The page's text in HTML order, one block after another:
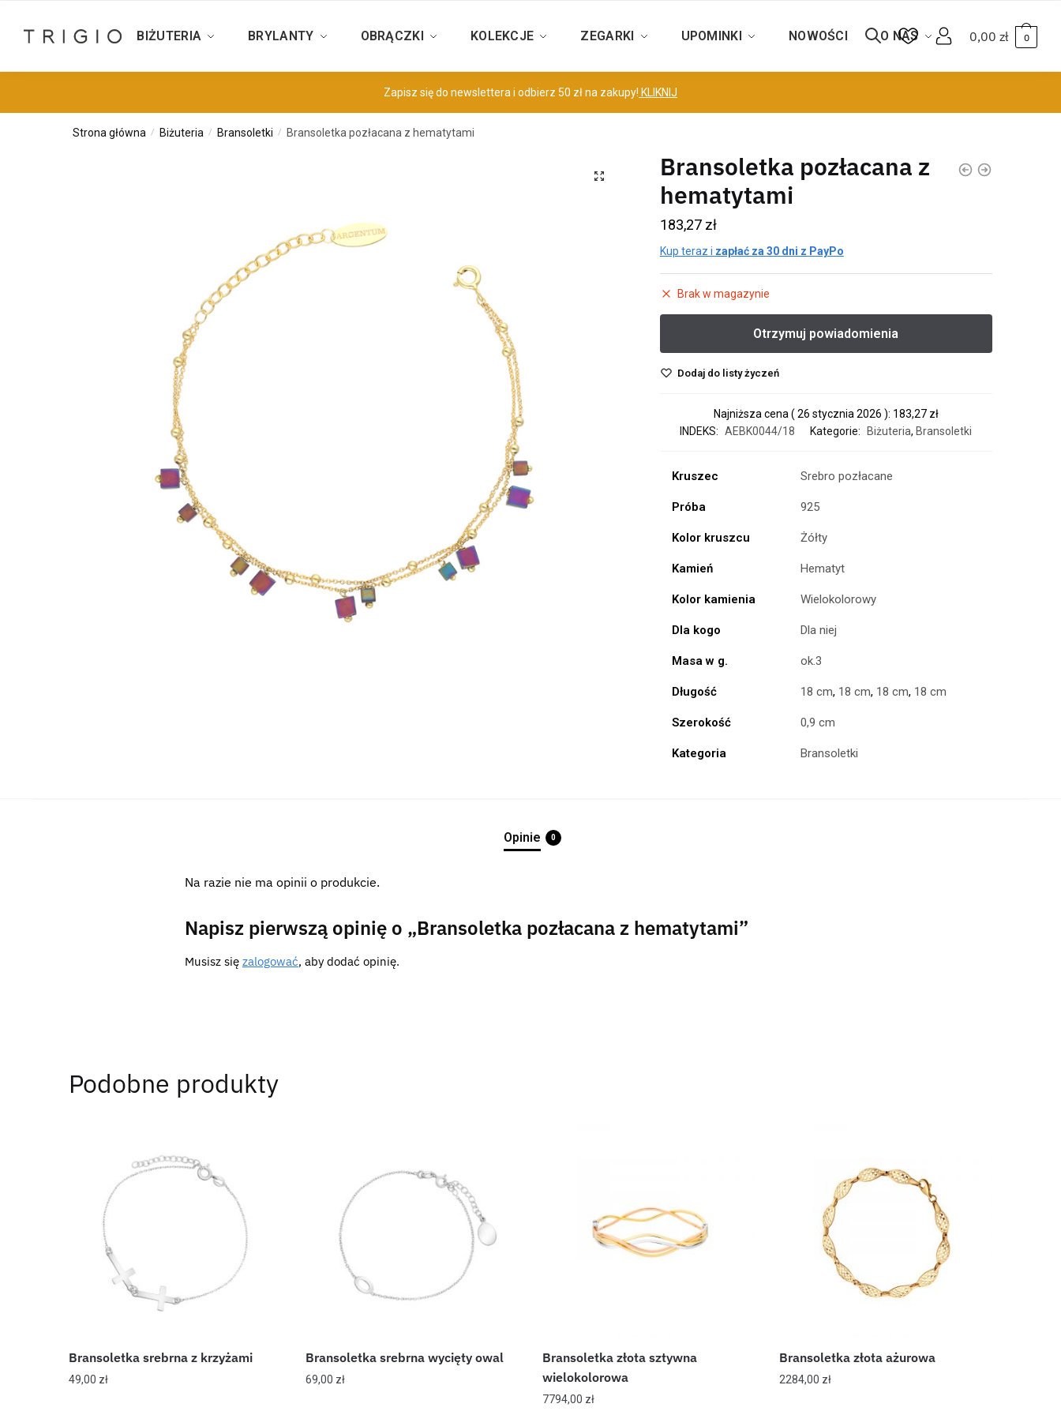
BIŻUTERIA BRYLANTY OBRĄCZKI KOLEKCJE ZEGARKI UPOMINKI NOWOŚCI O NAS 0,00 zł 0
Zapisz się do newslettera i odbierz 50 zł na zakupy! KLIKNIJ
Strona główna / Biżuteria / Bransoletki / Bransoletka pozłacana z hematytami
Bransoletka pozłacana z
hematytami
183,27 zł
Kup teraz i zapłać za 30 dni z PayPo
Brak w magazynie
Dodaj do listy życzeń
Najniższa cena ( 26 stycznia 2026 ): 183,27 zł
INDEKS: AEBK0044/18 Kategorie: Biżuteria, Bransoletki
Kruszec Srebro pozłacane
Próba 925
Kolor kruszcu Żółty
Kamień Hematyt
Kolor kamienia Wielokolorowy
Dla kogo Dla niej
Masa w g. ok.3
Długość 18 cm, 18 cm, 18 cm, 18 cm
Szerokość 0,9 cm
Kategoria Bransoletki
Opinie 0
Na razie nie ma opinii o produkcie.
Napisz pierwszą opinię o „Bransoletka pozłacana z hematytami”
Musisz się zalogować, aby dodać opinię.
Podobne produkty
Bransoletka srebrna z krzyżami
49,00 zł
Bransoletka srebrna wycięty owal
69,00 zł
Bransoletka złota sztywna
wielokolorowa
7794,00 zł
Bransoletka złota ażurowa
2284,00 zł